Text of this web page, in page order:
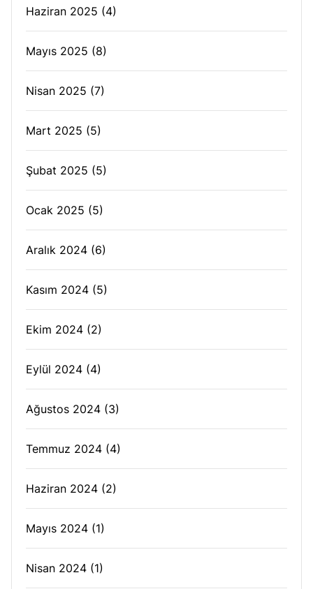
Haziran 2025 (4)
Mayıs 2025 (8)
Nisan 2025 (7)
Mart 2025 (5)
Şubat 2025 (5)
Ocak 2025 (5)
Aralık 2024 (6)
Kasım 2024 (5)
Ekim 2024 (2)
Eylül 2024 (4)
Ağustos 2024 (3)
Temmuz 2024 (4)
Haziran 2024 (2)
Mayıs 2024 (1)
Nisan 2024 (1)